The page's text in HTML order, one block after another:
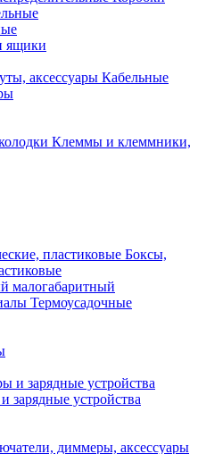
ящики
Кабельные
Клеммы и клеммники,
Боксы,
малогабаритный
Термоусадочные
зарядные устройства